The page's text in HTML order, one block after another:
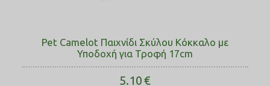
Pet Camelot Παιχνίδι Σκύλου Κόκκαλο με
Υποδοχή για Τροφή 17cm
5.10€